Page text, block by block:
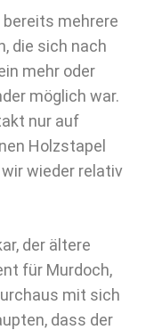
bereits mehrere
die sich nach
mehr oder
möglich war.
nur auf
Holzstapel
wieder relativ
der ältere
für Murdoch,
mit sich
dass der